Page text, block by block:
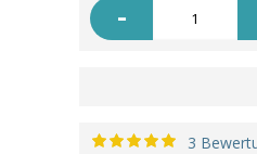
-
3